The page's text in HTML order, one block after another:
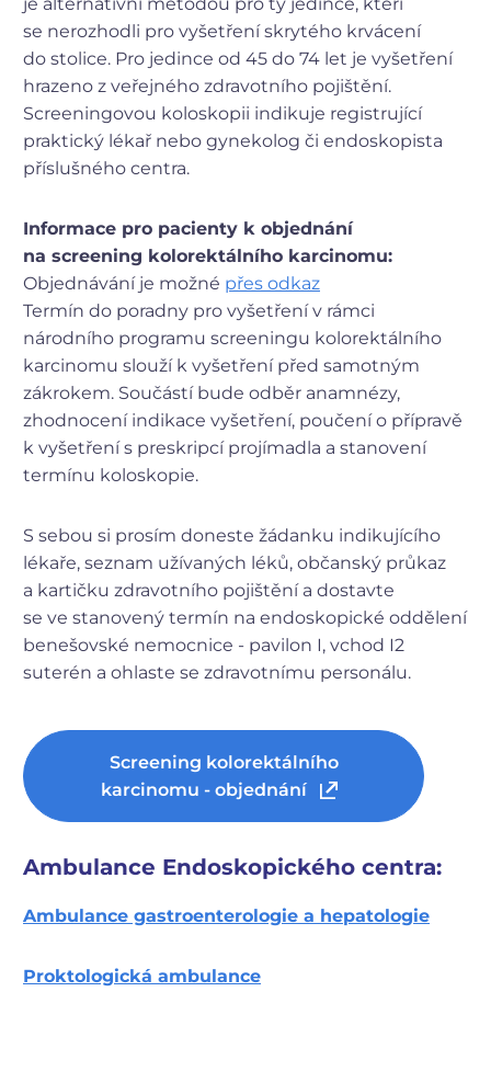
se nerozhodli pro vyšetření skrytého krvácení
do stolice. Pro jedince od 45 do 74 let je vyšetření
hrazeno z veřejného zdravotního pojištění.
Screeningovou koloskopii indikuje registrující
praktický lékař nebo gynekolog či endoskopista
příslušného centra.
Informace pro pacienty k objednání
na screening kolorektálního karcinomu:
Objednávání je možné přes odkaz
Termín do poradny pro vyšetření v rámci
národního programu screeningu kolorektálního
karcinomu slouží k vyšetření před samotným
zákrokem. Součástí bude odběr anamnézy,
zhodnocení indikace vyšetření, poučení o přípravě
k vyšetření s preskripcí projímadla a stanovení
termínu koloskopie.
S sebou si prosím doneste žádanku indikujícího
lékaře, seznam užívaných léků, občanský průkaz
a kartičku zdravotního pojištění a dostavte
se ve stanovený termín na endoskopické oddělení
benešovské nemocnice - pavilon I, vchod I2
suterén a ohlaste se zdravotnímu personálu.
Screening kolorektálního
karcinomu - objednání
Ambulance Endoskopického centra:
Ambulance gastroenterologie a hepatologie
Proktologická ambulance